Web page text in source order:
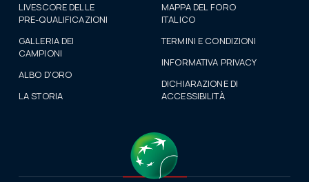
LIVESCORE DELLE
PRE-QUALIFICAZIONI
GALLERIA DEI
CAMPIONI
ALBO D'ORO
LA STORIA
MAPPA DEL FORO
ITALICO
TERMINI E CONDIZIONI
INFORMATIVA PRIVACY
DICHIARAZIONE DI
ACCESSIBILITÀ